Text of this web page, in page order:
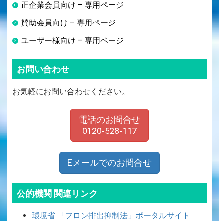
正企業会員向け – 専用ページ
賛助会員向け – 専用ページ
ユーザー様向け – 専用ページ
お問い合わせ
お気軽にお問い合わせください。
電話のお問合せ
0120-528-117
Eメールでのお問合せ
公的機関 関連リンク
環境省 「フロン排出抑制法」ポータルサイト